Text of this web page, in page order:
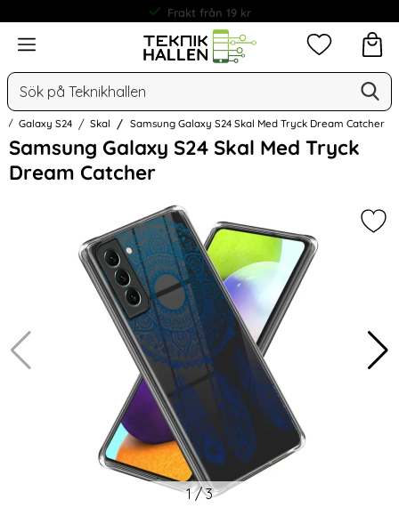
Frakt från 19 kr
Meny
Sök
Mina
Galaxy S24 Skal Samsung Galaxy S24 Skal Med Tryck Dream Catcher
Samsung Galaxy S24 Skal Med Tryck
Dream Catcher
Hoppa
över
Bilder
1/3